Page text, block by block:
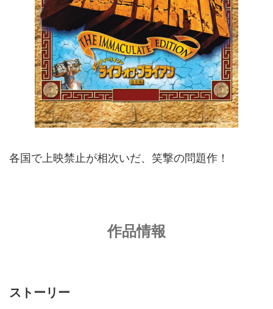
各国で上映禁止が相次いだ、笑撃の問題作！
作品情報
ストーリー